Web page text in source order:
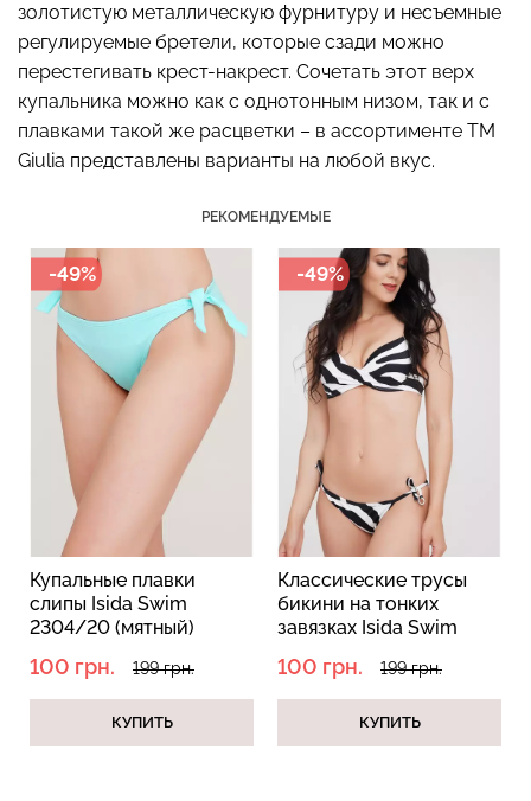
золотистую металлическую фурнитуру и несъемные
регулируемые бретели, которые сзади можно
перестегивать крест-накрест. Сочетать этот верх
купальника можно как с однотонным низом, так и с
плавками такой же расцветки – в ассортименте ТМ
Giulia представлены варианты на любой вкус.
РЕКОМЕНДУЕМЫЕ
-49%
Купальные плавки
слипы Isida Swim
2304/20 (мятный)
100 грн. 199 грн.
КУПИТЬ
-49%
Классические трусы
бикини на тонких
завязках Isida Swim
100 грн. 199 грн.
КУПИТЬ
Бесшовные стринги
STRING BRIEFS (черный)
Giulia
179 грн.299 грн.
Бесшовный топ с легкой
коррекцией BRA
SHAPEWEAR nude
(бежевый) Giulia
489 грн.699 грн.
Бесшовные трусы
хипстеры HIPSTER BRIEFS
(бежевый) Giulia
230 грн.329 грн.
Топ на бретелях в рубчик
CAMI TOP RIB white
(белый) Giulia
299 грн.499 грн.